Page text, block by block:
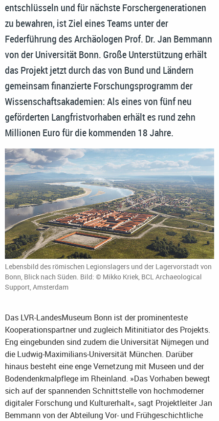
entschlüsseln und für nächste Forschergenerationen
zu bewahren, ist Ziel eines Teams unter der
Federführung des Archäologen Prof. Dr. Jan Bemmann
von der Universität Bonn. Große Unterstützung erhält
das Projekt jetzt durch das von Bund und Ländern
gemeinsam finanzierte Forschungsprogramm der
Wissenschaftsakademien: Als eines von fünf neu
geförderten Langfristvorhaben erhält es rund zehn
Millionen Euro für die kommenden 18 Jahre.
Lebensbild des römischen Legionslagers und der Lagervorstadt von
Bonn, Blick nach Süden. Bild: © Mikko Kriek, BCL Archaeological
Support, Amsterdam
Das LVR-LandesMuseum Bonn ist der prominenteste
Kooperationspartner und zugleich Mitinitiator des Projekts.
Eng eingebunden sind zudem die Universität Nijmegen und
die Ludwig-Maximilians-Universität München. Darüber
hinaus besteht eine enge Vernetzung mit Museen und der
Bodendenkmalpflege im Rheinland. »Das Vorhaben bewegt
sich auf der spannenden Schnittstelle von hochmoderner
digitaler Forschung und Kulturerhalt«, sagt Projektleiter Jan
Bemmann von der Abteilung Vor- und Frühgeschichtliche